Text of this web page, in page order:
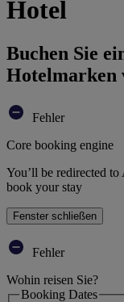
Hotel
Buchen Sie
Hotelmarken
Fehler
Core booking engine
You’ll be redirected
book your stay
Fenster schließen
Fehler
Wohin reisen Sie?
Booking Dates